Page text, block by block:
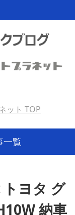
ット TOP
一覧
ヨタ グ
納車